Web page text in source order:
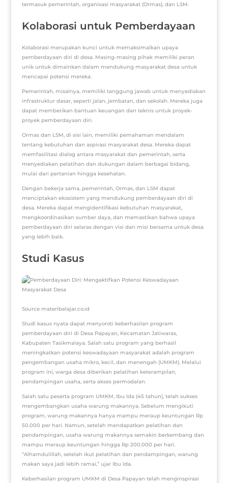
termasuk pemerintah, organisasi masyarakat (Ormas), dan LSM.
Kolaborasi untuk Pemberdayaan
Kolaborasi merupakan kunci untuk memaksimalkan upaya
pemberdayaan diri di desa. Masing-masing pihak memiliki peran
unik untuk dimainkan dalam mendukung masyarakat desa untuk
mencapai potensi mereka.
Pemerintah, misalnya, memiliki tanggung jawab untuk menyediakan
infrastruktur dasar, seperti jalan, jembatan, dan sekolah. Mereka juga
dapat memberikan bantuan keuangan dan teknis untuk proyek-
proyek pemberdayaan diri.
Ormas dan LSM, di sisi lain, memiliki pemahaman mendalam
tentang kebutuhan dan aspirasi masyarakat desa. Mereka dapat
memfasilitasi dialog antara masyarakat dan pemerintah, serta
menyediakan pelatihan dan dukungan dalam berbagai bidang,
mulai dari pertanian hingga kesehatan.
Dengan bekerja sama, pemerintah, Ormas, dan LSM dapat
menciptakan ekosistem yang mendukung pemberdayaan diri di
desa. Mereka dapat mengidentifikasi kebutuhan masyarakat,
mengkoordinasikan sumber daya, dan memastikan bahwa upaya
pemberdayaan diri selaras dengan visi dan misi bersama untuk desa
yang lebih baik.
Studi Kasus
Source materibelajar.co.id
Studi kasus nyata dapat menyoroti keberhasilan program
pemberdayaan diri di Desa Papayan, Kecamatan Jatiwaras,
Kabupaten Tasikmalaya. Salah satu program yang berhasil
meningkatkan potensi keswadayaan masyarakat adalah program
pengembangan usaha mikro, kecil, dan menengah (UMKM). Melalui
program ini, warga desa diberikan pelatihan keterampilan,
pendampingan usaha, serta akses permodalan.
Salah satu peserta program UMKM, Ibu Ida (45 tahun), telah sukses
mengembangkan usaha warung makannya. Sebelum mengikuti
program, warung makannya hanya mampu meraup keuntungan Rp
50.000 per hari. Namun, setelah mendapatkan pelatihan dan
pendampingan, usaha warung makannya semakin berkembang dan
mampu meraup keuntungan hingga Rp 200.000 per hari.
“Alhamdulillah, setelah ikut pelatihan dan pendampingan, warung
makan saya jadi lebih ramai,” ujar Ibu Ida.
Keberhasilan program UMKM di Desa Papayan telah menginspirasi